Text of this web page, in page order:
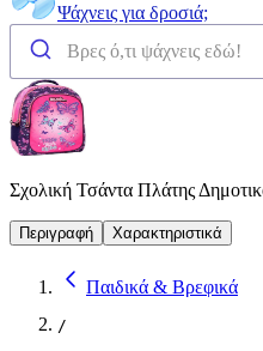
Ψάχνεις για δροσιά;
Σχολική Τσάντα Πλάτης
Περιγραφή Χαρακτηριστικά
Παιδικά & Βρεφικά
/